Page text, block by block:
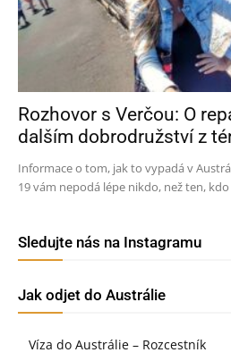
Rozhovor s Verčou: O
dalším dobrodružství z
Informace o tom, jak to vypadá v
19 vám nepodá lépe nikdo, než ten,
Sledujte nás na Instagramu
Jak odjet do Austrálie
Víza do Austrálie – Rozcestník